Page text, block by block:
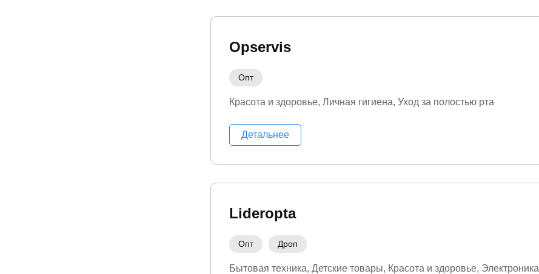
Opservis
Опт
Красота и здоровье Личная гигиена Уход за полостью рта
Детальнее
Lideropta
Опт Дроп
Бытовая техника Детские товары Красота и здоровье Электроника